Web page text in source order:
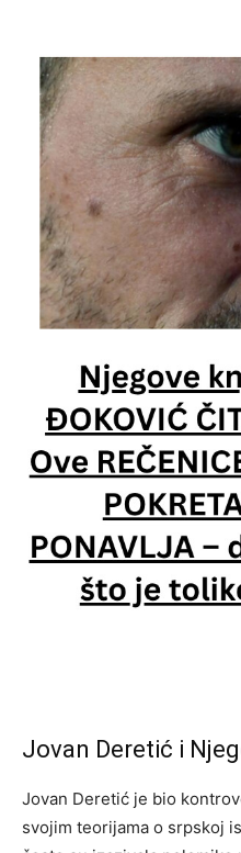
Jovan Deretić i
Jovan Deretić je bio
svojim teorijama o srpskoj